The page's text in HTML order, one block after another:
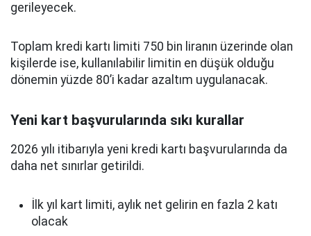
gerileyecek.
Toplam kredi kartı limiti 750 bin liranın üzerinde olan
kişilerde ise, kullanılabilir limitin en düşük olduğu
dönemin yüzde 80’i kadar azaltım uygulanacak.
Yeni kart başvurularında sıkı kurallar
2026 yılı itibarıyla yeni kredi kartı başvurularında da
daha net sınırlar getirildi.
İlk yıl kart limiti, aylık net gelirin en fazla 2 katı
olacak